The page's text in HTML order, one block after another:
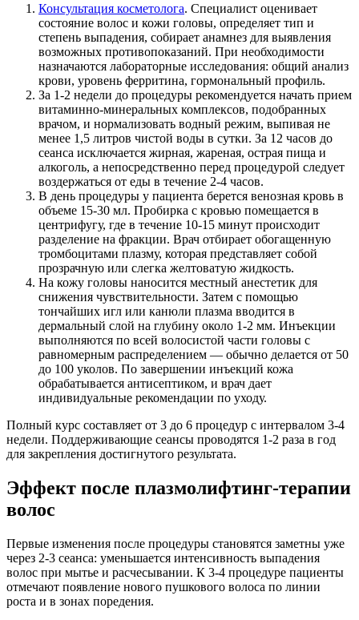
Консультация косметолога. Специалист оценивает
состояние волос и кожи головы, определяет тип и
степень выпадения, собирает анамнез для выявления
возможных противопоказаний. При необходимости
назначаются лабораторные исследования: общий анализ
крови, уровень ферритина, гормональный профиль.
За 1-2 недели до процедуры рекомендуется начать прием
витаминно-минеральных комплексов, подобранных
врачом, и нормализовать водный режим, выпивая не
менее 1,5 литров чистой воды в сутки. За 12 часов до
сеанса исключается жирная, жареная, острая пища и
алкоголь, а непосредственно перед процедурой следует
воздержаться от еды в течение 2-4 часов.
В день процедуры у пациента берется венозная кровь в
объеме 15-30 мл. Пробирка с кровью помещается в
центрифугу, где в течение 10-15 минут происходит
разделение на фракции. Врач отбирает обогащенную
тромбоцитами плазму, которая представляет собой
прозрачную или слегка желтоватую жидкость.
На кожу головы наносится местный анестетик для
снижения чувствительности. Затем с помощью
тончайших игл или канюли плазма вводится в
дермальный слой на глубину около 1-2 мм. Инъекции
выполняются по всей волосистой части головы с
равномерным распределением — обычно делается от 50
до 100 уколов. По завершении инъекций кожа
обрабатывается антисептиком, и врач дает
индивидуальные рекомендации по уходу.
Полный курс составляет от 3 до 6 процедур с интервалом 3-4
недели. Поддерживающие сеансы проводятся 1-2 раза в год
для закрепления достигнутого результата.
Эффект после плазмолифтинг-терапии
волос
Первые изменения после процедуры становятся заметны уже
через 2-3 сеанса: уменьшается интенсивность выпадения
волос при мытье и расчесывании. К 3-4 процедуре пациенты
отмечают появление нового пушкового волоса по линии
роста и в зонах поредения.